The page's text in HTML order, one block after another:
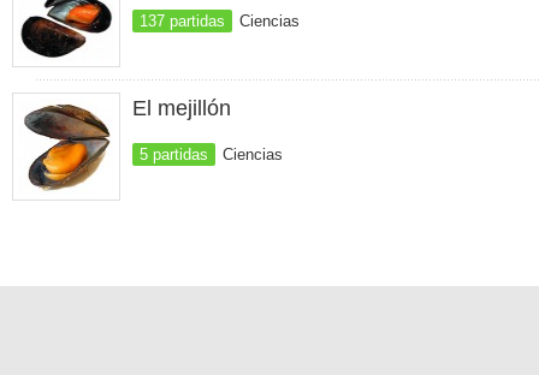
137 partidas Ciencias
El mejillón
5 partidas Ciencias